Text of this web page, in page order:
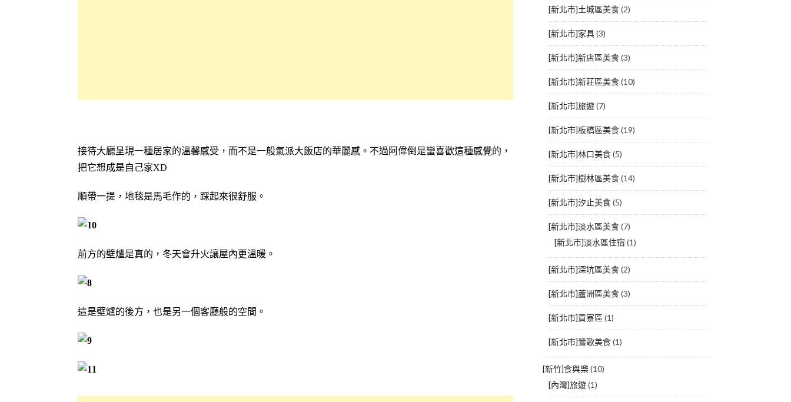
接待大廳呈現一種居家的溫馨感受，而不是一般氣派大飯店的華麗感。不過阿偉倒是蠻喜歡這種感覺的，
把它想成是自己家XD
順帶一提，地毯是馬毛作的，踩起來很舒服。
前方的壁爐是真的，冬天會升火讓屋內更溫暖。
這是壁爐的後方，也是另一個客廳般的空間。
[新北市]土城區美食(2)
[新北市]家具(3)
[新北市]新店區美食(3)
[新北市]新莊區美食(10)
[新北市]旅遊(7)
[新北市]板橋區美食(19)
[新北市]林口美食(5)
[新北市]樹林區美食(14)
[新北市]汐止美食(5)
[新北市]淡水區美食(7)
[新北市]淡水區住宿 (1)
[新北市]深坑區美食(2)
[新北市]蘆洲區美食(3)
[新北市]貢寮區 (1)
[新北市]鶯歌美食(1)
[新竹]食與樂(10)
[內灣]旅遊(1)